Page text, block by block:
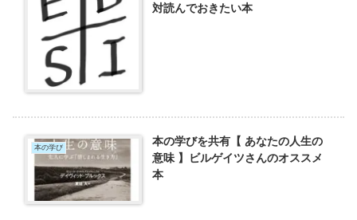
対読んでおきたい本
本の学び
本の学びを共有【 あなたの人生の
意味 】ビルゲイツさんのオススメ
本